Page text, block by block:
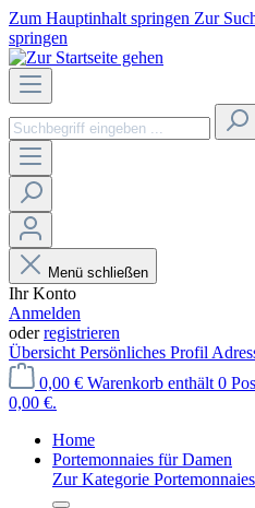
Zum Hauptinhalt springen Zur
springen
Menü schließen
Ihr Konto
Anmelden
oderregistrieren
Übersicht Persönliches Profil
0,00 € Warenkorb enthält 0
0,00 €.
Home
Portemonnaies für Damen
Zur Kategorie